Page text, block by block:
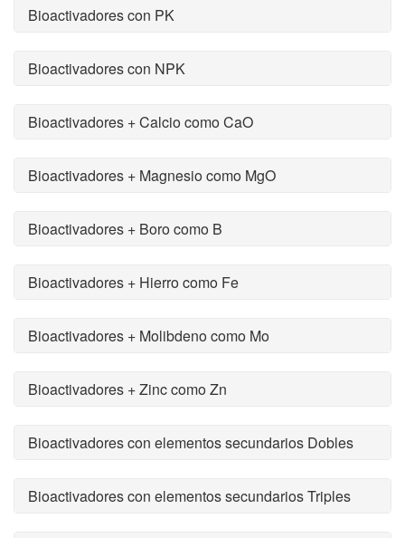
Bioactivadores con PK
Bioactivadores con NPK
Bioactivadores + Calcio como CaO
Bioactivadores + Magnesio como MgO
Bioactivadores + Boro como B
Bioactivadores + Hierro como Fe
Bioactivadores + Molibdeno como Mo
Bioactivadores + Zinc como Zn
Bioactivadores con elementos secundarios Dobles
Bioactivadores con elementos secundarios Triples